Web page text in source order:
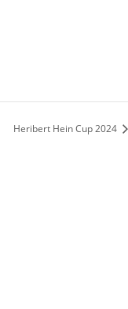
Heribert Hein Cup 2024